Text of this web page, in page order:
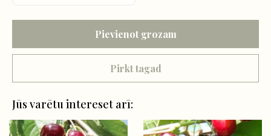
Pievienot grozam
Pirkt tagad
Jūs varētu intereset arī: